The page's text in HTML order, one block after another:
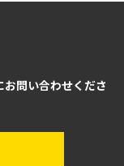
問い合わせくださ